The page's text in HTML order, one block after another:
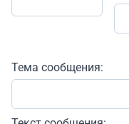
Тема сообщения: